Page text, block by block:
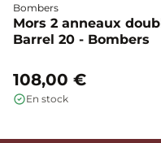
Bombers
Mors 2 anneaux
Barrel 20 - Bombers
108,00 €
En stock